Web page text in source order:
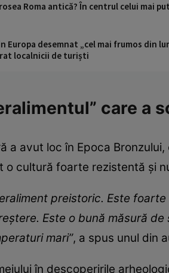
Roma antică? În centrul celui mai
Europa desemnat „cel mai frumos din
localnicii de turiști
care a
a avut loc în Epoca
o cultură foarte rezistentă și
preistoric. Este
Este o bună măsură
mari”, a spus unul din
în descoperirile